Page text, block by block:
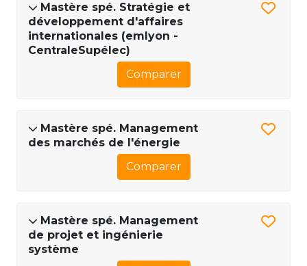
Mastère spé. Stratégie et
développement d'affaires
internationales (emlyon -
CentraleSupélec)
Comparer
Mastère spé. Management
des marchés de l'énergie
Comparer
Mastère spé. Management
de projet et ingénierie
système